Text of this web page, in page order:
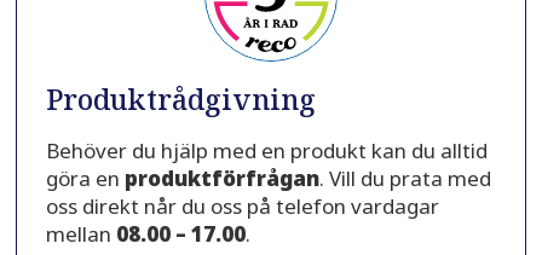
Produktrådgivning
Behöver du hjälp med en produkt kan du alltid
göra en produktförfrågan. Vill du prata med
oss direkt når du oss på telefon vardagar
mellan 08.00 – 17.00.